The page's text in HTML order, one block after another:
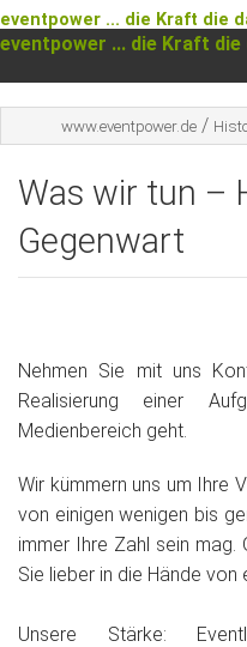
eventpower ... die Kraft die
eventpower ... die Kraft
Startseite
Das war 2021
Das war 2020
Das war 2018
Das war 2016
Das war 2015
www.eventpower.de /
Was wir tun –
Gegenwart
Nehmen Sie mit uns
Realisierung einer
Medienbereich geht.
Wir kümmern uns um Ihre
von einigen wenigen bis
immer Ihre Zahl sein mag.
Sie lieber in die Hände
Unsere Stärke: